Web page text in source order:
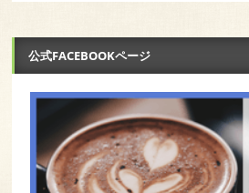
公式FACEBOOKページ